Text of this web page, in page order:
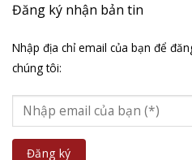
Đăng ký nhận bản tin
Nhập địa chỉ email của bạn để
chúng tôi: